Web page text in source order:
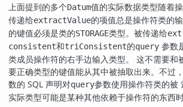
上面提到的多个Datum值的实际数据类型随着
传递给extractValue的项值总是操作符类的
的键值必须是类的STORAGE类型。被传递给
consistent和triConsistent的query 参数
类成员操作符的右手边输入类型。 这不需要和
要正确类型的键值能从其中被抽取出来。不过
数的 SQL 声明对query参数使用操作符类的被
实际类型可能是某种其他依赖于操作符的东西时